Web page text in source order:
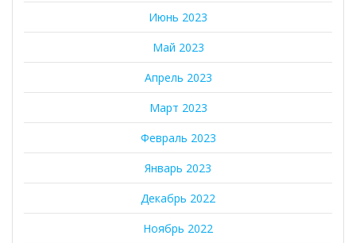
Июнь 2023
Май 2023
Апрель 2023
Март 2023
Февраль 2023
Январь 2023
Декабрь 2022
Ноябрь 2022